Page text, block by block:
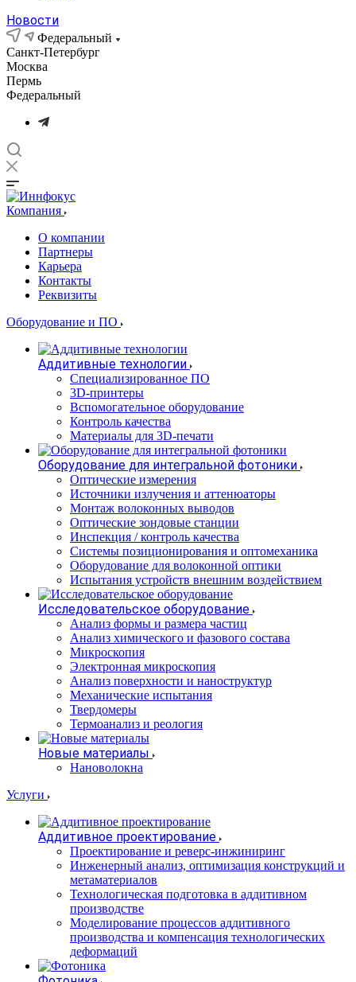
Новости
Федеральный
Санкт-Петербург
Москва
Пермь
Федеральный
Компания
О компании
Партнеры
Карьера
Контакты
Реквизиты
Оборудование и ПО
Аддитивные технологии
Специализированное ПО
3D-принтеры
Вспомогательное оборудование
Контроль качества
Материалы для 3D-печати
Оборудование для интегральной фотоники
Оптические измерения
Источники излучения и аттенюаторы
Монтаж волоконных выводов
Оптические зондовые станции
Инспекция / контроль качества
Системы позиционирования и оптомеханика
Оборудование для волоконной оптики
Испытания устройств внешним воздействием
Исследовательское оборудование
Анализ формы и размера частиц
Анализ химического и фазового состава
Микроскопия
Электронная микроскопия
Анализ поверхности и наноструктур
Механические испытания
Твердомеры
Термоанализ и реология
Новые материалы
Нановолокна
Услуги
Аддитивное проектирование
Проектирование и реверс-инжиниринг
Инженерный анализ, оптимизация конструкций и
метаматериалов
Технологическая подготовка в аддитивном
производстве
Моделирование процессов аддитивного
производства и компенсация технологических
деформаций